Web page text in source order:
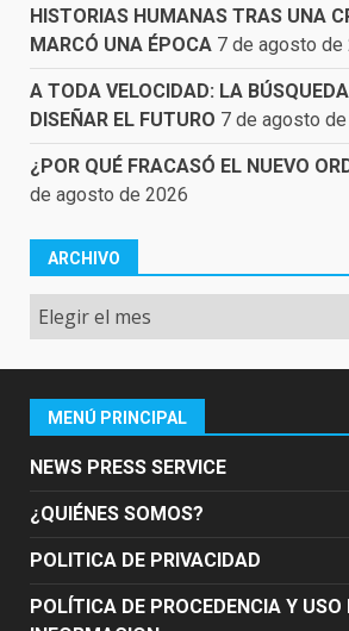
HISTORIAS HUMANAS TRAS UNA
MARCÓ UNA ÉPOCA 7 de agosto de
A TODA VELOCIDAD: LA
DISEÑAR EL FUTURO 7 de agosto
¿POR QUÉ FRACASÓ EL NUEVO
de agosto de 2026
ARCHIVO
Archivo
MENÚ PRINCIPAL
NEWS PRESS SERVICE
¿QUIÉNES SOMOS?
POLITICA DE PRIVACIDAD
POLÍTICA DE PROCEDENCIA Y USO